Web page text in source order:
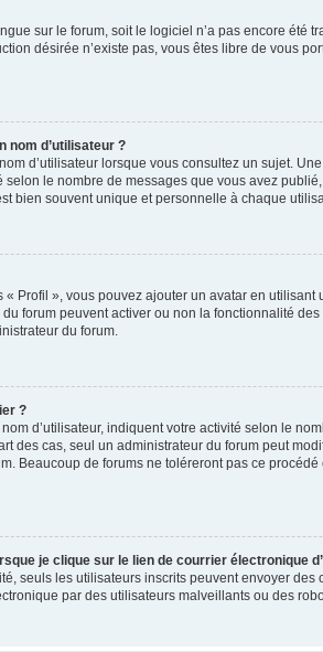
sur le forum, soit le logiciel n’a pas encore
désirée n’existe pas, vous êtes libre de vous
nom d’utilisateur ?
d’utilisateur lorsque vous consultez un sujet.
le nombre de messages que vous avez
bien souvent unique et personnelle à chaque
Profil », vous pouvez ajouter un avatar en
forum peuvent activer ou non la fonctionnalité
du forum.
?
d’utilisateur, indiquent votre activité selon le
des cas, seul un administrateur du forum peut
Beaucoup de forums ne toléreront pas ce
je clique sur le lien de courrier électronique
seuls les utilisateurs inscrits peuvent envoyer
par des utilisateurs malveillants ou des